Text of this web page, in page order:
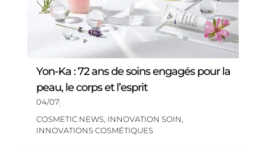
Yon-Ka : 72 ans de soins engagés pour la
peau, le corps et l’esprit
04/07
COSMETIC NEWS, INNOVATION SOIN
INNOVATIONS COSMÉTIQUES